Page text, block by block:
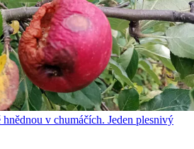
hnědnou v chumáčích. Jeden plesnivý